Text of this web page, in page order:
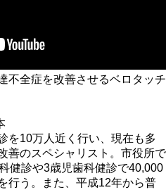
を10万人近く行い、現在も多
善のスペシャリスト。市役所で
健診や3歳児歯科健診で40,000
行う。また、平成12年から普